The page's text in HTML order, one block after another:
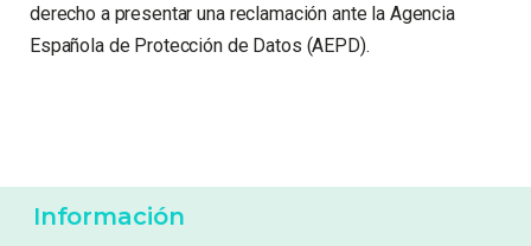
derecho a presentar una reclamación ante la Agencia
Española de Protección de Datos (AEPD).
Información